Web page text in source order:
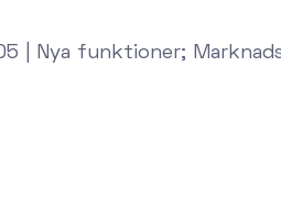
| Nya funktioner;